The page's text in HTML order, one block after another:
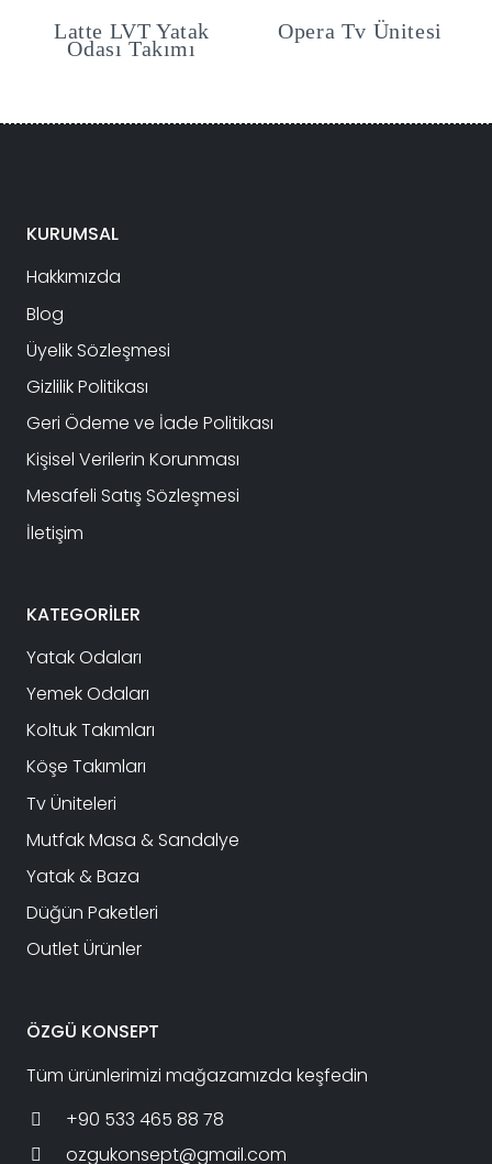
Latte LVT Yatak
Odası Takımı
Opera Tv Ünitesi
KURUMSAL
Hakkımızda
Blog
Üyelik Sözleşmesi
Gizlilik Politikası
Geri Ödeme ve İade Politikası
Kişisel Verilerin Korunması
Mesafeli Satış Sözleşmesi
İletişim
KATEGORİLER
Yatak Odaları
Yemek Odaları
Koltuk Takımları
Köşe Takımları
Tv Üniteleri
Mutfak Masa & Sandalye
Yatak & Baza
Düğün Paketleri
Outlet Ürünler
ÖZGÜ KONSEPT
Tüm ürünlerimizi mağazamızda keşfedin
+90 533 465 88 78
ozgukonsept@gmail.com